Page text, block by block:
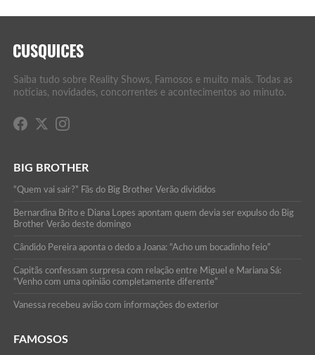
Saiba tudo sobre Reality Shows, Famosos e muito mais. Todas as
notícias, novidades, concorrentes e acontecimentos ao minuto.
BIG BROTHER
“Quem vai sair?” Fãs do Big Brother Verão divididos
Bernardina Brito e Diana Lopes apontam quem devia ser expulso do Big
Brother Verão deste domingo
Cândido Pereira aponta o dedo a Joana: “Acho um bocadinho feio”
Capitãs confessam surpresa com relação entre Miguel e Mariana Sá:
“Venho com uma opinião completamente diferente”
Vanessa recebeu avião com informações do exterior
FAMOSOS